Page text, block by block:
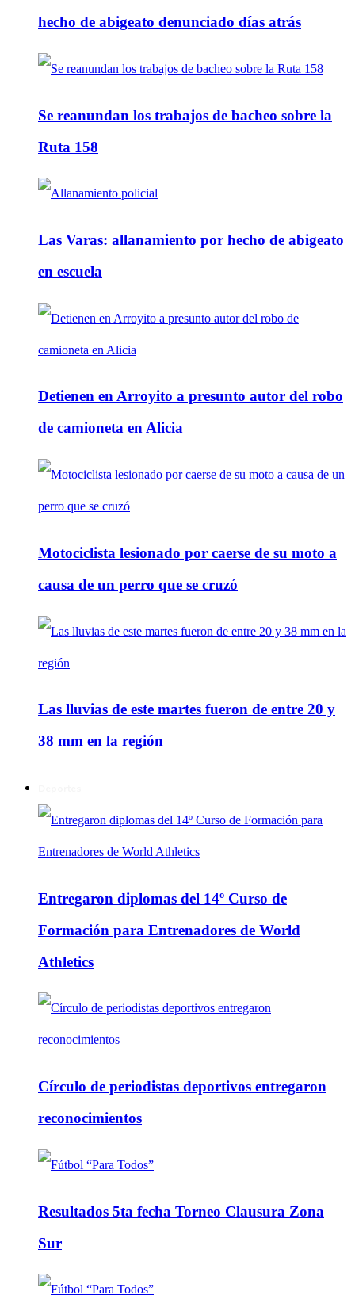
hecho de abigeato denunciado días atrás
Se reanundan los trabajos de bacheo sobre la
Ruta 158
Las Varas: allanamiento por hecho de abigeato
en escuela
Detienen en Arroyito a presunto autor del robo
de camioneta en Alicia
Motociclista lesionado por caerse de su moto a
causa de un perro que se cruzó
Las lluvias de este martes fueron de entre 20 y
38 mm en la región
Entregaron diplomas del 14º Curso de
Formación para Entrenadores de World
Athletics
Círculo de periodistas deportivos entregaron
reconocimientos
Resultados 5ta fecha Torneo Clausura Zona
Sur